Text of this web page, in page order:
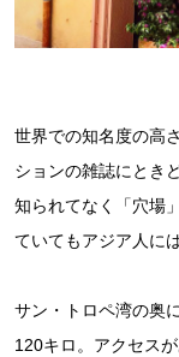
世界での知名度の高
ションの雑誌にとき
知られてなく「穴場
ていてもアジア人に
サン・トロペ湾の奥
120キロ。アクセス